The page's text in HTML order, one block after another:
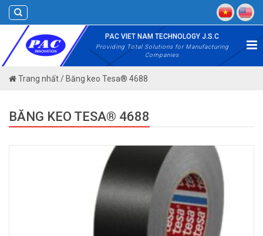
Skip
to
content
PAC VIET NAM TECHNOLOGY J.S.C
Providing Total Solutions for Manufacturing
Companies
Trang nhất/ Băng keo Tesa® 4688
BĂNG KEO TESA® 4688